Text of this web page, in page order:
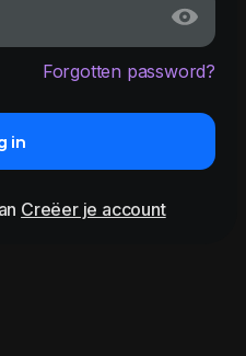
Forgotten password?
in
Creëer je account